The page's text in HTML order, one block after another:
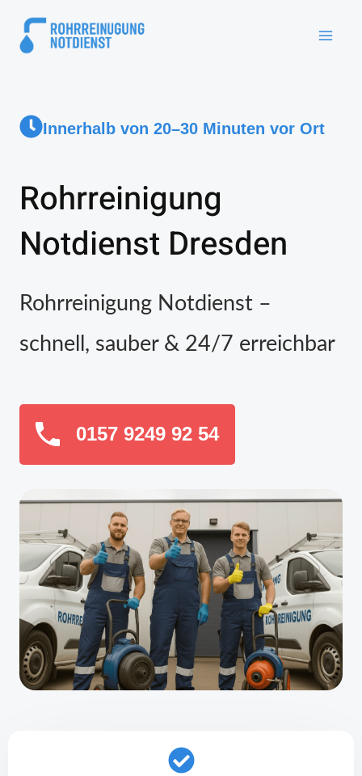
Innerhalb von 20–30 Minuten vor Ort
Rohrreinigung
Notdienst Dresden
Rohrreinigung Notdienst –
schnell, sauber & 24/7 erreichbar
0157 9249 92 54